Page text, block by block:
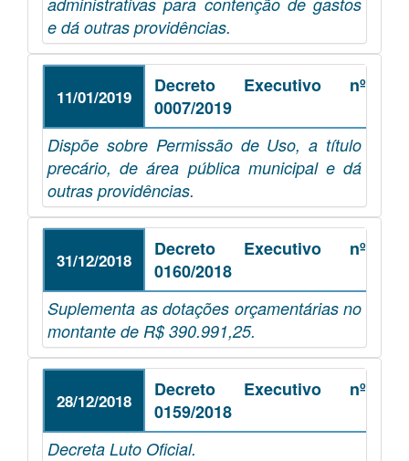
e dá outras providências.
11/01/2019
Decreto Executivo nº
0007/2019
Dispõe sobre Permissão de Uso, a título
precário, de área pública municipal e dá
outras providências.
31/12/2018
Decreto Executivo nº
0160/2018
Suplementa as dotações orçamentárias no
montante de R$ 390.991,25.
28/12/2018
Decreto Executivo nº
0159/2018
Decreta Luto Oficial.